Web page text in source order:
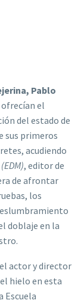
Pablo
ofrecían el
del estado de
sus primeros
acudiendo
, editor de
de afrontar
los
doblaje en la
actor y director
hielo en esta
Escuela